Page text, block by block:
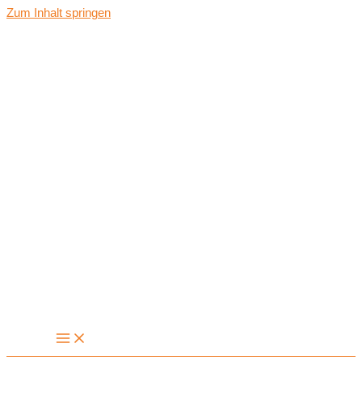
Zum Inhalt springen